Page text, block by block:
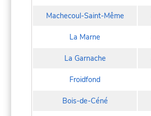
Machecoul-Saint-Même
La Marne
La Garnache
Froidfond
Bois-de-Céné